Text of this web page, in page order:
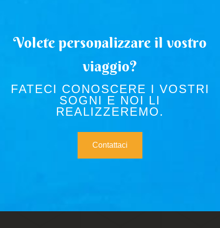
Volete personalizzare il vostro
viaggio?
FATECI CONOSCERE I VOSTRI
SOGNI E NOI LI
REALIZZEREMO.
Contattaci